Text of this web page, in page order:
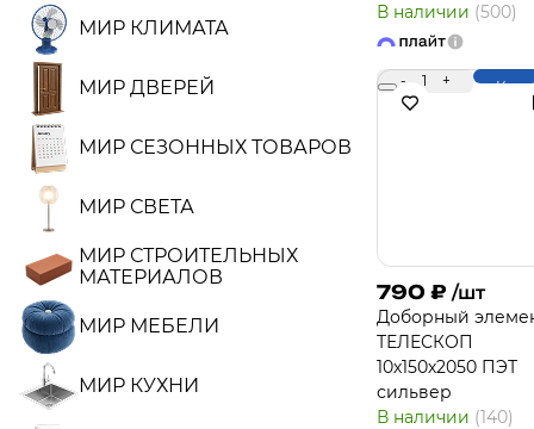
МИР КЛИМАТА
МИР ДВЕРЕЙ
МИР СЕЗОННЫХ ТОВАРОВ
МИР СВЕТА
МИР СТРОИТЕЛЬНЫХ
МАТЕРИАЛОВ
МИР МЕБЕЛИ
МИР КУХНИ
В наличии (500)
- 1 +
790 ₽ /шт
Доборный
ТЕЛЕСКОП
10х150х2050 ПЭТ
сильвер
В наличии (140)